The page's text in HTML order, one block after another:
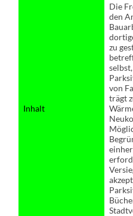
Inhalt
Die
den
zu
von
trägt